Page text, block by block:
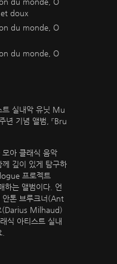
et doux
du monde, O
du monde, O
트 실내악 유닛 Mu
기념 앨범, 『Bru
아 클래식 음악
깊이 있게 탐구하
프로젝트
하는 앨범이다. 언
안톤 브루크너(Ant
(Darius Milhaud)
식 아티스트 실내